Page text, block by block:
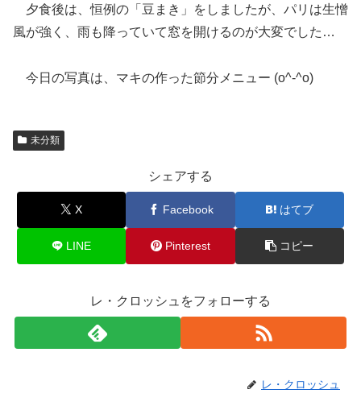
夕食後は、恒例の「豆まき」をしましたが、パリは生憎
風が強く、雨も降っていて窓を開けるのが大変でした…
今日の写真は、マキの作った節分メニュー (o^-^o)
未分類
シェアする
X Facebook はてブ
LINE Pinterest コピー
レ・クロッシュをフォローする
レ・クロッシュ